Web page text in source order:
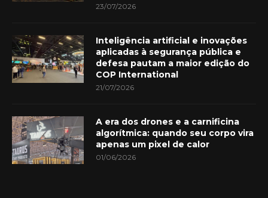
23/07/2026
Inteligência artificial e inovações
aplicadas à segurança pública e
defesa pautam a maior edição do
COP International
21/07/2026
A era dos drones e a carnificina
algorítmica: quando seu corpo vira
apenas um pixel de calor
01/06/2026